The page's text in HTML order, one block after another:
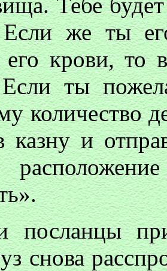
же ты
крови, то
ты
количество
казну и
посланцы
снова